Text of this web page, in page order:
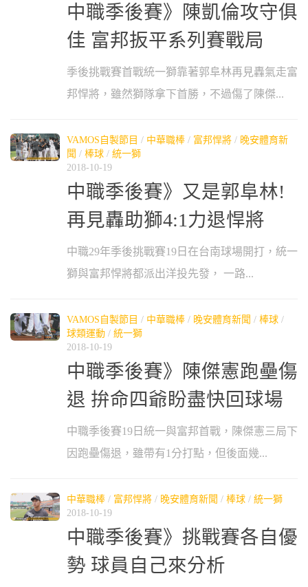
中職季後賽》陳凱倫攻守俱
佳 富邦扳平系列賽戰局
季後挑戰賽首戰統一獅靠著郭阜林再見轟氣走富
邦悍將，雖然獅隊拿下首勝，不過傷了陳傑...
VAMOS自製節目 / 中華職棒 / 富邦悍將 / 晚安體育新
聞 / 棒球 / 統一獅
2018-10-19
中職季後賽》又是郭阜林!
再見轟助獅4:1力退悍將
中職29年季後挑戰賽19日在台南球場開打，統一
獅與富邦悍將都派出洋投先發， 一路...
VAMOS自製節目 / 中華職棒 / 晚安體育新聞 / 棒球 /
球類運動 / 統一獅
2018-10-19
中職季後賽》陳傑憲跑壘傷
退 拚命四爺盼盡快回球場
中職季後賽19日統一與富邦首戰，陳傑憲三局下
因跑壘傷退，雖帶有1分打點，但後面幾...
中華職棒 / 富邦悍將 / 晚安體育新聞 / 棒球 / 統一獅
2018-10-19
中職季後賽》挑戰賽各自優
勢 球員自己來分析